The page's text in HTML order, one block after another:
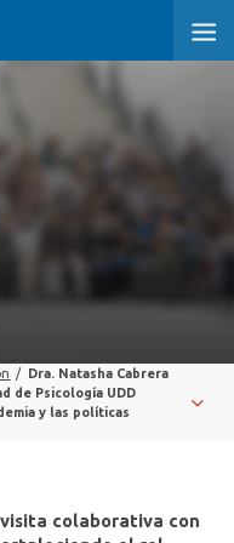
/
Dra. Natasha Cabrera
de Psicología UDD
y las políticas
colaborativa con